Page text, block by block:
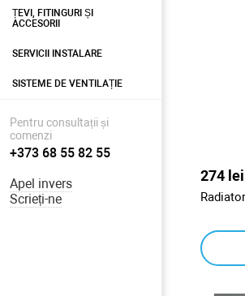
ȚEVI, FITINGURI ȘI
ACCESORII
SERVICII INSTALARE
SISTEME DE VENTILAȚIE
Pentru consultații și
comenzi
+373 68 55 82 55
Apel invers
Scrieți-ne
274 lei